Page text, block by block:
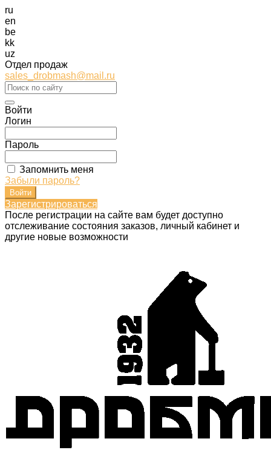
ru
en
be
kk
uz
Отдел продаж
sales_drobmash@mail.ru
Войти
Логин
Пароль
Запомнить меня
Забыли пароль?
Зарегистрироваться
После регистрации на сайте вам будет доступно
отслеживание состояния заказов, личный кабинет и
другие новые возможности